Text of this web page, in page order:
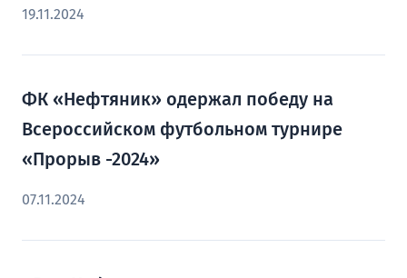
19.11.2024
ФК «Нефтяник» одержал победу на
Всероссийском футбольном турнире
«Прорыв -2024»
07.11.2024